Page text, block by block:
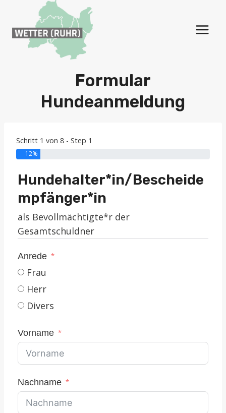
springen
Formular
Hundeanmeldung
Schritt 1 von 8 - Step 1
12%
Hundehalter*in/Bescheide
mpfänger*in
als Bevollmächtigte*r der
Gesamtschuldner
Anrede
Frau
Herr
Divers
Vorname
Nachname